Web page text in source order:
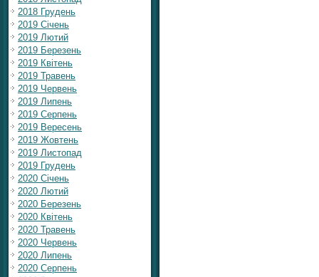
2018 Грудень
2019 Січень
2019 Лютий
2019 Березень
2019 Квітень
2019 Травень
2019 Червень
2019 Липень
2019 Серпень
2019 Вересень
2019 Жовтень
2019 Листопад
2019 Грудень
2020 Січень
2020 Лютий
2020 Березень
2020 Квітень
2020 Травень
2020 Червень
2020 Липень
2020 Серпень